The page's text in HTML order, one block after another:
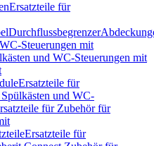
Ersatzteile für
Durchflussbegrenzer
Steuerungen mit
und WC-Steuerungen mit
Ersatzteile für
und WC-
für Zubehör für
Ersatzteile für